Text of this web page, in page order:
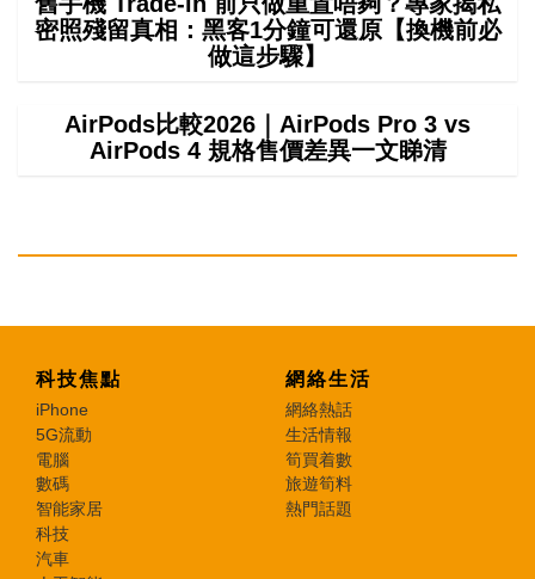
密照殘留真相：黑客1分鐘可還原【換機前必
做這步驟】
AirPods比較2026｜AirPods Pro 3 vs
AirPods 4 規格售價差異一文睇清
科技焦點
iPhone
5G流動
電腦
數碼
智能家居
科技
汽車
網絡生活
網絡熱話
生活情報
筍買着數
旅遊筍料
熱門話題